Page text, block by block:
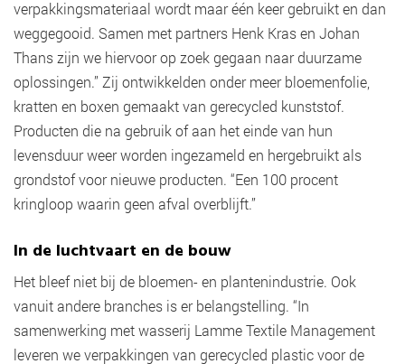
verpakkingsmateriaal wordt maar één keer gebruikt en dan
weggegooid. Samen met partners Henk Kras en Johan
Thans zijn we hiervoor op zoek gegaan naar duurzame
oplossingen.” Zij ontwikkelden onder meer bloemenfolie,
kratten en boxen gemaakt van gerecycled kunststof.
Producten die na gebruik of aan het einde van hun
levensduur weer worden ingezameld en hergebruikt als
grondstof voor nieuwe producten. “Een 100 procent
kringloop waarin geen afval overblijft.”
In de luchtvaart en de bouw
Het bleef niet bij de bloemen- en plantenindustrie. Ook
vanuit andere branches is er belangstelling. “In
samenwerking met wasserij Lamme Textile Management
leveren we verpakkingen van gerecycled plastic voor de